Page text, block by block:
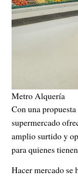
Metro Alquería
Con una
supermercado
amplio surtido y
para quienes
Hacer mercado se